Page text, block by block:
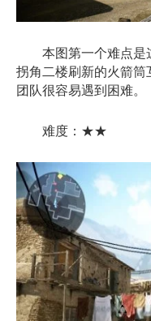
本图第一个难点是
拐角二楼刷新的火箭筒
团队很容易遇到困难。
难度：★★